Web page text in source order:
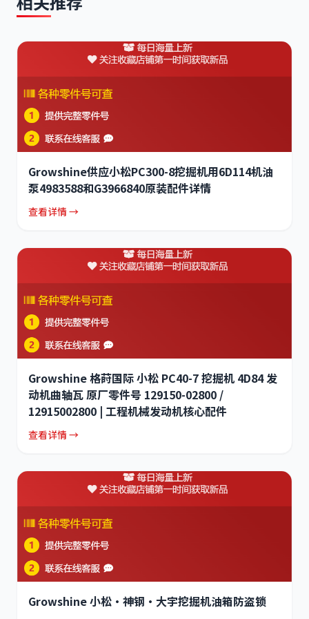
Growshine供应小松PC300-8挖掘机用6D114机油
泵4983588和G3966840原装配件详情
查看详情 →
Growshine 格莳国际 小松 PC40-7 挖掘机 4D84 发
动机曲轴瓦 原厂零件号 129150-02800 /
12915002800 | 工程机械发动机核心配件
查看详情 →
Growshine 小松·神钢·大宇挖掘机油箱防盗锁